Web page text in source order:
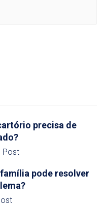
precisa de
Post
pode resolver